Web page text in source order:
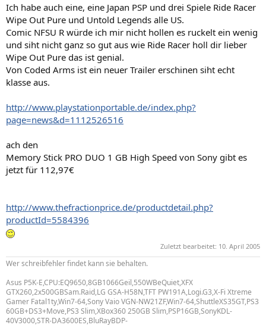
Ich habe auch eine, eine Japan PSP und drei Spiele Ride Racer
Wipe Out Pure und Untold Legends alle US.
Comic NFSU R würde ich mir nicht hollen es ruckelt ein wenig
und siht nicht ganz so gut aus wie Ride Racer holl dir lieber
Wipe Out Pure das ist genial.
Von Coded Arms ist ein neuer Trailer erschinen siht echt
klasse aus.
http://www.playstationportable.de/index.php?
page=news&d=1112526516
ach den
Memory Stick PRO DUO 1 GB High Speed von Sony gibt es
jetzt für 112,97€
http://www.thefractionprice.de/productdetail.php?
productId=5584396
Zuletzt bearbeitet: 10. April 2005
Wer schreibfehler findet kann sie behalten.
Asus P5K-E,CPU:EQ9650,8GB1066Geil,550WBeQuiet,XFX
GTX260,2x500GBSam.Raid,LG GSA-H58N,TFT PW191A,Logi.G3,X-Fi Xtreme
Gamer Fatal1ty,Win7-64,Sony Vaio VGN-NW21ZF,Win7-64,ShuttleXS35GT,PS3
60GB+DS3+Move,PS3 Slim,XBox360 250GB Slim,PSP16GB,SonyKDL-
40V3000,STR-DA3600ES,BluRayBDP-